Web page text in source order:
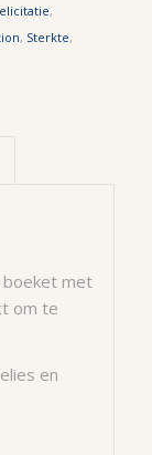
,
, Sterkte,
met
om te
en